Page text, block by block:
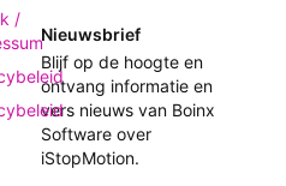
/
Nieuwsbrief
Blijf op de hoogte en
ontvang informatie en
vers nieuws van Boinx
Software over
iStopMotion.